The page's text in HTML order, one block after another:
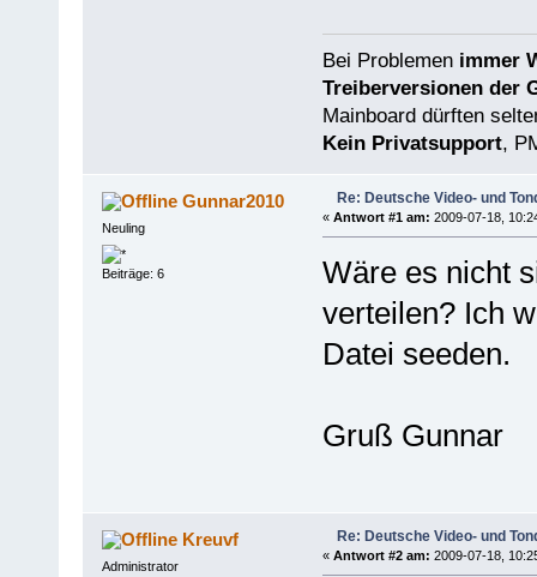
Bei Problemen immer
Treiberversionen der
Mainboard dürften
Kein Privatsupport,
Gunnar2010
Neuling
Beiträge: 6
Re: Deutsche Video- und
« Antwort #1 am: 2009-07-18,
Wäre es nicht
verteilen? Ich
Datei seeden.
Gruß Gunnar
Kreuvf
Administrator
Re: Deutsche Video- und
« Antwort #2 am: 2009-07-18,